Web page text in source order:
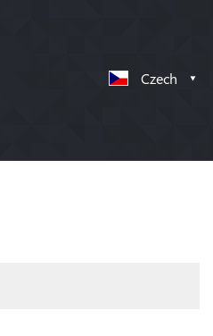
Czech